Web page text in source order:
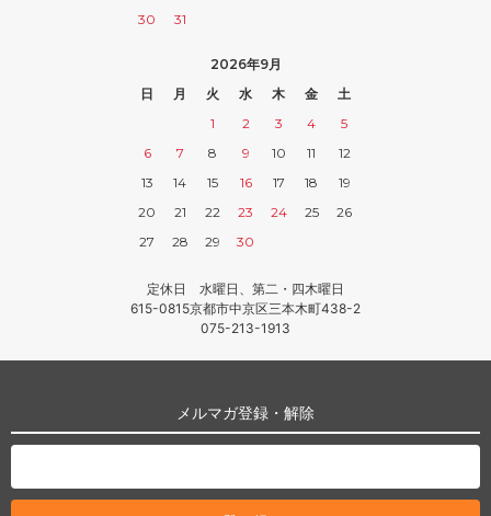
30
31
2026年9月
日
月 火 水 木 金
土
1
2 3 4
5
6
7 8 9 10 11
12
13
14 15 16 17 18
19
20
21 22 23 24 25
26
27
28 29 30
定休日 水曜日、第二・四木曜日
615-0815京都市中京区三本木町438-2
075-213-1913
メルマガ登録・解除